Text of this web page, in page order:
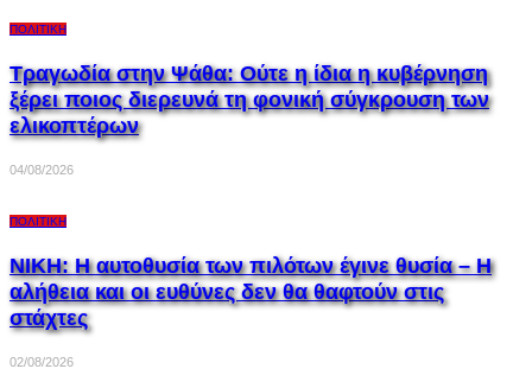
ΠΟΛΙΤΙΚΉ
Τραγωδία στην Ψάθα: Ούτε η ίδια η κυβέρνηση
ξέρει ποιος διερευνά τη φονική σύγκρουση των
ελικοπτέρων
04/08/2026
ΠΟΛΙΤΙΚΉ
ΝΙΚΗ: Η αυτοθυσία των πιλότων έγινε θυσία – Η
αλήθεια και οι ευθύνες δεν θα θαφτούν στις
στάχτες
02/08/2026